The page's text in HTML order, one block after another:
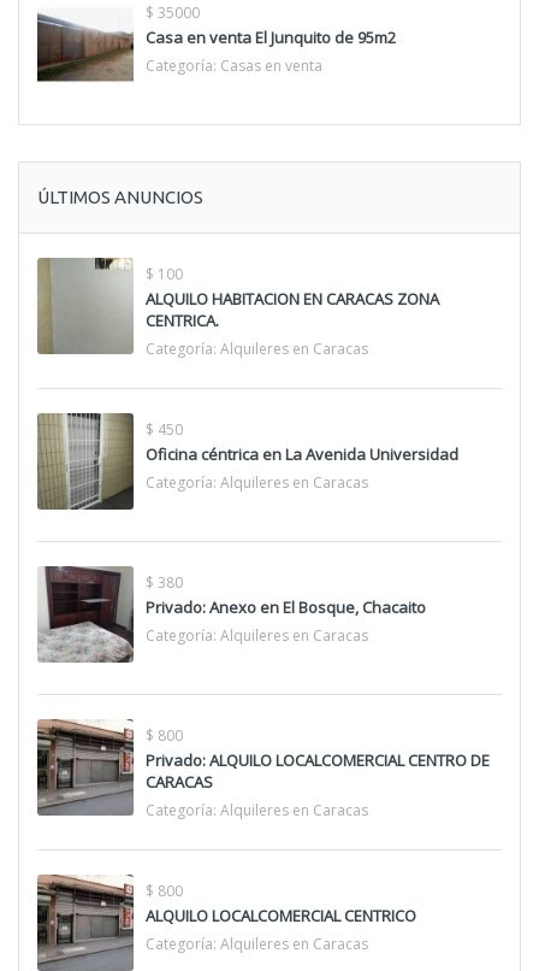
$ 35000
Casa en venta El Junquito de 95m2
Categoría: Casas en venta
ÚLTIMOS ANUNCIOS
$ 100
ALQUILO HABITACION EN CARACAS ZONA
CENTRICA.
Categoría: Alquileres en Caracas
$ 450
Oficina céntrica en La Avenida Universidad
Categoría: Alquileres en Caracas
$ 380
Privado: Anexo en El Bosque, Chacaito
Categoría: Alquileres en Caracas
$ 800
Privado: ALQUILO LOCALCOMERCIAL CENTRO DE
CARACAS
Categoría: Alquileres en Caracas
$ 800
ALQUILO LOCALCOMERCIAL CENTRICO
Categoría: Alquileres en Caracas